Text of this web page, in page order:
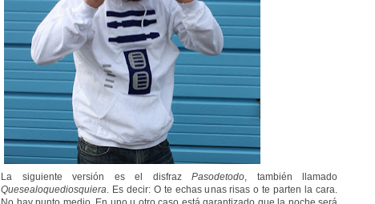
La siguiente versión es el disfraz Pasodetodo, también llamado
Quesealoquediosquiera. Es decir: O te echas unas risas o te parten la cara.